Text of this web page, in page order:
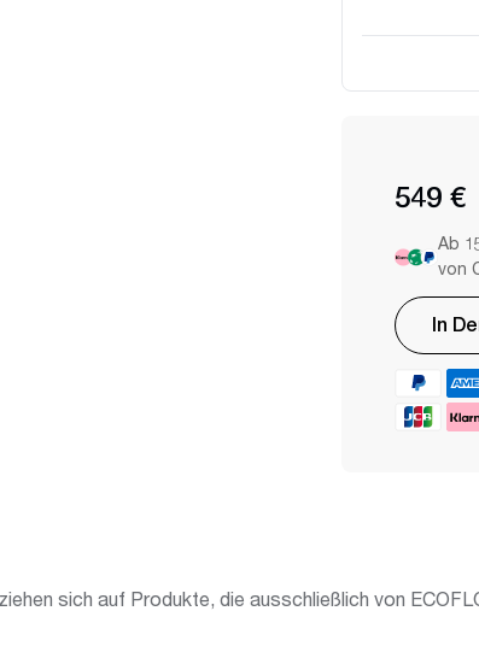
549 €
Ab
von
In
Warenkorb
sich auf Produkte, die ausschließlich von